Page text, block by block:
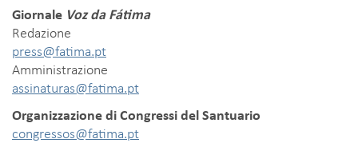
Giornale Voz da Fátima
Redazione
press@fatima.pt
Amministrazione
assinaturas@fatima.pt
Organizzazione di Congressi del Santuario
congressos@fatima.pt